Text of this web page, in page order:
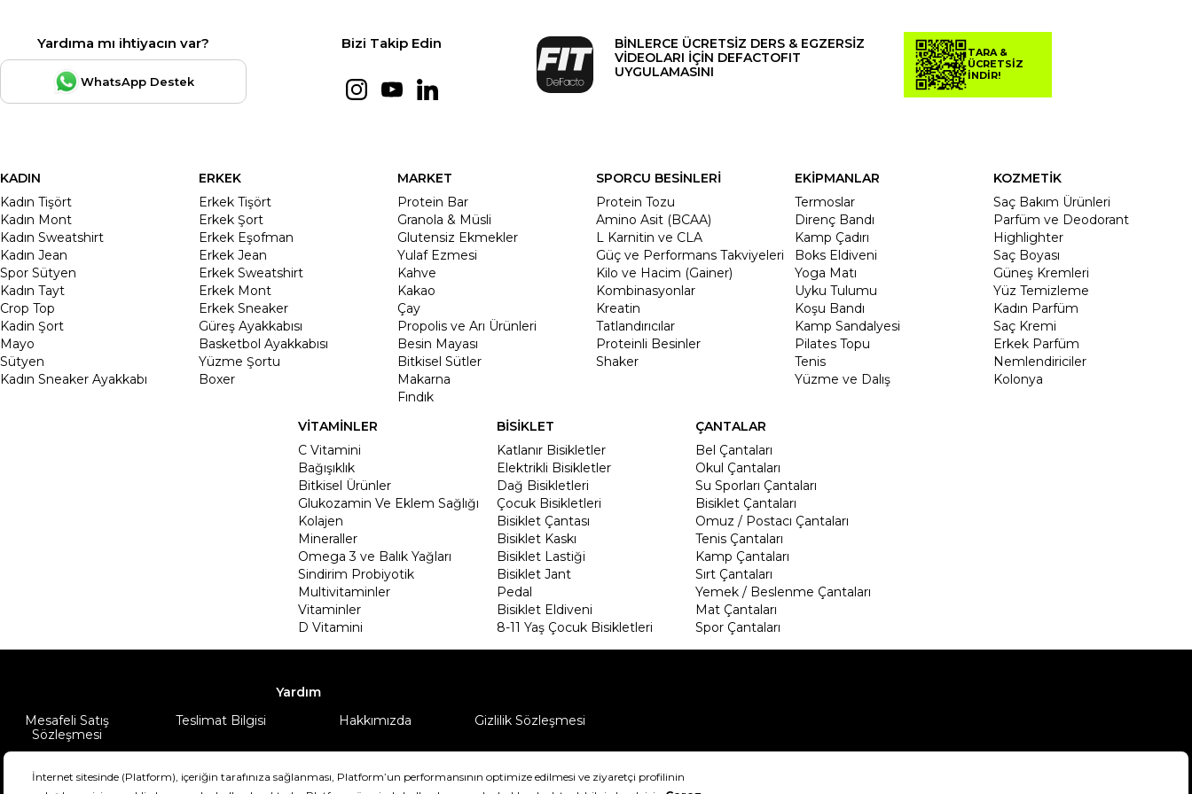
Yardıma mı ihtiyacın var?
WhatsApp Destek
Bizi Takip Edin
BİNLERCE ÜCRETSİZ DERS & EGZERSİZ
VİDEOLARI İÇİN DEFACTOFIT
UYGULAMASINI
TARA &
ÜCRETSİZ
İNDİR!
KADIN
Kadın Tişört
Kadın Mont
Kadın Sweatshirt
Kadın Jean
Spor Sütyen
Kadın Tayt
Crop Top
Kadin Şort
Mayo
Sütyen
Kadın Sneaker Ayakkabı
ERKEK
Erkek Tişört
Erkek Şort
Erkek Eşofman
Erkek Jean
Erkek Sweatshirt
Erkek Mont
Erkek Sneaker
Güreş Ayakkabısı
Basketbol Ayakkabısı
Yüzme Şortu
Boxer
MARKET
Protein Bar
Granola & Müsli
Glutensiz Ekmekler
Yulaf Ezmesi
Kahve
Kakao
Çay
Propolis ve Arı Ürünleri
Besin Mayası
Bitkisel Sütler
Makarna
Fındık
SPORCU BESİNLERİ
Protein Tozu
Amino Asit (BCAA)
L Karnitin ve CLA
Güç ve Performans Takviyeleri
Kilo ve Hacim (Gainer)
Kombinasyonlar
Kreatin
Tatlandırıcılar
Proteinli Besinler
Shaker
EKİPMANLAR
Termoslar
Direnç Bandı
Kamp Çadırı
Boks Eldiveni
Yoga Matı
Uyku Tulumu
Koşu Bandı
Kamp Sandalyesi
Pilates Topu
Tenis
Yüzme ve Dalış
KOZMETİK
Saç Bakım Ürünleri
Parfüm ve Deodorant
Highlighter
Saç Boyası
Güneş Kremleri
Yüz Temizleme
Kadın Parfüm
Saç Kremi
Erkek Parfüm
Nemlendiriciler
Kolonya
VİTAMİNLER
C Vitamini
Bağışıklık
Bitkisel Ürünler
Glukozamin Ve Eklem Sağlığı
Kolajen
Mineraller
Omega 3 ve Balık Yağları
Sindirim Probiyotik
Multivitaminler
Vitaminler
D Vitamini
BİSİKLET
Katlanır Bisikletler
Elektrikli Bisikletler
Dağ Bisikletleri
Çocuk Bisikletleri
Bisiklet Çantası
Bisiklet Kaskı
Bisiklet Lastiği
Bisiklet Jant
Pedal
Bisiklet Eldiveni
8-11 Yaş Çocuk Bisikletleri
ÇANTALAR
Bel Çantaları
Okul Çantaları
Su Sporları Çantaları
Bisiklet Çantaları
Omuz / Postacı Çantaları
Tenis Çantaları
Kamp Çantaları
Sırt Çantaları
Yemek / Beslenme Çantaları
Mat Çantaları
Spor Çantaları
Yardım
Mesafeli Satış
Sözleşmesi
Teslimat Bilgisi Hakkımızda Gizlilik Sözleşmesi